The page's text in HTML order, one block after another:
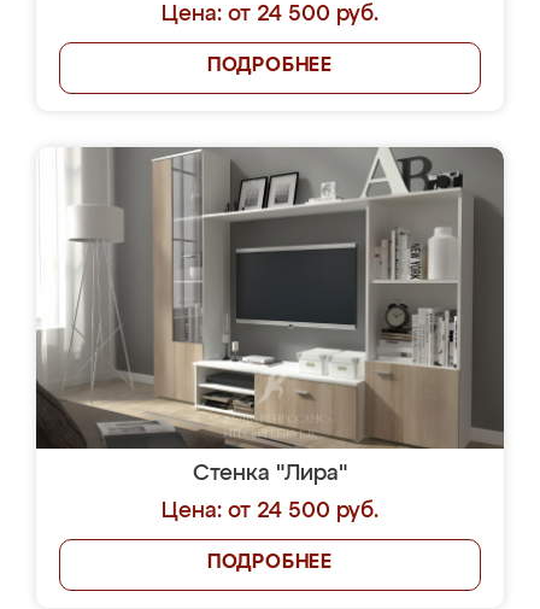
Цена: от 24 500 руб.
ПОДРОБНЕЕ
Стенка "Лира"
Цена: от 24 500 руб.
ПОДРОБНЕЕ